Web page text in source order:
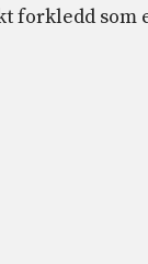
forkledd som